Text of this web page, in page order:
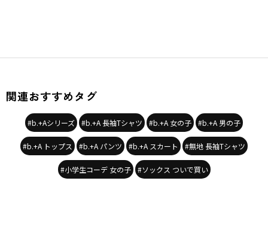
関連おすすめタグ
#b.+Aシリーズ #b.+A 長袖Tシャツ #b.+A 女の子 #b.+A 男の子
#b.+A トップス #b.+A パンツ #b.+A スカート #無地 長袖Tシャツ
#小学生コーデ 女の子 #ソックス ついで買い